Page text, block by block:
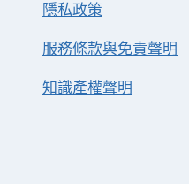
隱私政策
服務條款與免責聲明
知識產權聲明